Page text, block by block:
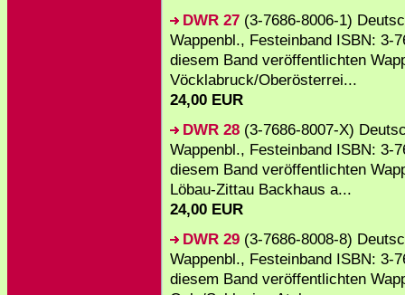
DWR 27 (3-7686-8006-1)
Wappenbl., Festeinband ISBN: 3-
diesem Band veröffentlichten
Vöcklabruck/Oberösterrei...
24,00 EUR
DWR 28 (3-7686-8007-X)
Wappenbl., Festeinband ISBN: 3-
diesem Band veröffentlichten
Löbau-Zittau Backhaus a...
24,00 EUR
DWR 29 (3-7686-8008-8)
Wappenbl., Festeinband ISBN: 3-
diesem Band veröffentlichten